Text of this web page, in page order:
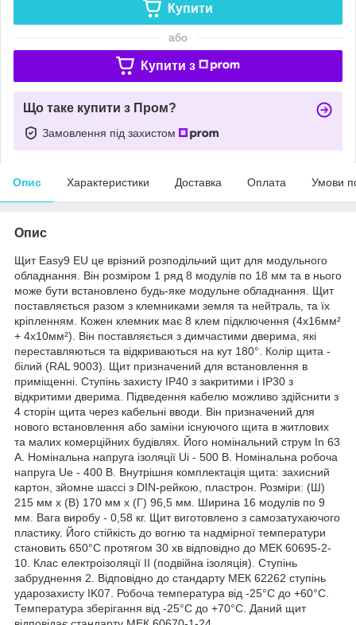
Купити
або
Купити з
Що таке купити з Пром?
Замовлення під захистом
Опис Характеристики Доставка Оплата Умови
Опис
Щит Easy9 EU це врізний розподільчий щит для модульного
обладнання. Він розміром 1 ряд 8 модулів по 18 мм та в нього
може бути встановлено будь-яке модульне обладнання. Щит
поставляється разом з клемниками земля та нейтраль, та їх
кріпленням. Кожен клемник має 8 клем підключення (4x16мм²
+ 4x10мм²). Він поставляється з димчастими дверима, які
переставляються та відкриваються на кут 180°. Колір щита -
білий (RAL 9003). Щит призначений для встановлення в
приміщенні. Ступінь захисту IP40 з закритими і IP30 з
відкритими дверима. Підведення кабелю можливо здійснити з
4 сторін щита через кабельні вводи. Він призначений для
нового встановлення або заміни існуючого щита в житлових
та малих комерційних будівлях. Його номінальний струм In 63
А. Номінальна напруга ізоляції Ui - 500 В. Номінальна робоча
напруга Ue - 400 В. Внутрішня комплектація щита: захисний
картон, зйомне шассі з DIN-рейкою, пластрон. Розміри: (Ш)
215 мм x (В) 170 мм x (Г) 96,5 мм. Ширина 16 модулів по 9
мм. Вага виробу - 0,58 кг. Щит виготовлено з самозатухаючого
пластику. Його стійкість до вогню та надмірної температури
становить 650°C протягом 30 хв відповідно до МЕК 60695-2-
10. Клас електроізоляції ІІ (подвійна ізоляція). Ступінь
забруднення 2. Відповідно до стандарту МЕК 62262 ступінь
ударозахисту IK07. Робоча температура від -25°C до +60°C.
Температура зберігання від -25°С до +70°С. Даний щит